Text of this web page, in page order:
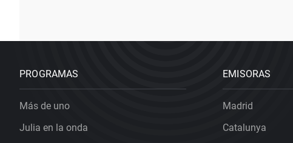
PROGRAMAS
Más de uno
Julia en la onda
EMISORAS
Madrid
Catalunya